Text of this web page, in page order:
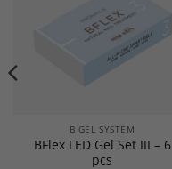
B GEL SYSTEM
BFlex LED Gel Set III – 6
pcs